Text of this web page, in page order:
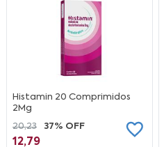
Histamin 20 Comprimidos
2Mg
20,23
37% OFF
12,79